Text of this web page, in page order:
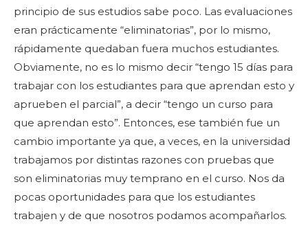
principio de sus estudios sabe poco. Las evaluaciones
eran prácticamente “eliminatorias”, por lo mismo,
rápidamente quedaban fuera muchos estudiantes.
Obviamente, no es lo mismo decir “tengo 15 días para
trabajar con los estudiantes para que aprendan esto y
aprueben el parcial”, a decir “tengo un curso para
que aprendan esto”. Entonces, ese también fue un
cambio importante ya que, a veces, en la universidad
trabajamos por distintas razones con pruebas que
son eliminatorias muy temprano en el curso. Nos da
pocas oportunidades para que los estudiantes
trabajen y de que nosotros podamos acompañarlos.